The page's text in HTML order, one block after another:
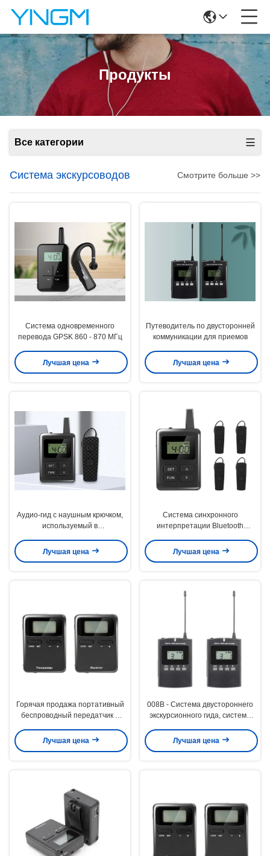
Продукты
Все категории
Система экскурсоводов Смотрите больше >>
Система одновременного
перевода GPSK 860 - 870 МГц
Лучшая цена
Путеводитель по двусторонней
коммуникации для приемов
Лучшая цена
Аудио-гид с наушным крючком,
используемый в
корпоративных приемах
Лучшая цена
Система синхронного
интерпретации Bluetooth
инструкций по верховой езде
Лучшая цена
Горячая продажа портативный
беспроводный передатчик и
системы для верховой езды
Лучшая цена
008B - Система двустороннего
экскурсионного гида, система
передатчик и приемник
Лучшая цена